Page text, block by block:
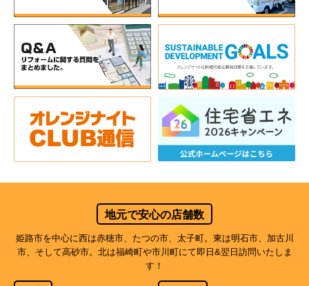
地元で安心の店舗数
姫路市を中心に西は赤穂市、たつの市、太子町。東は明石市、加古川
市、そして高砂市。北は福崎町や市川町にて即日&翌日訪問いたしま
す！